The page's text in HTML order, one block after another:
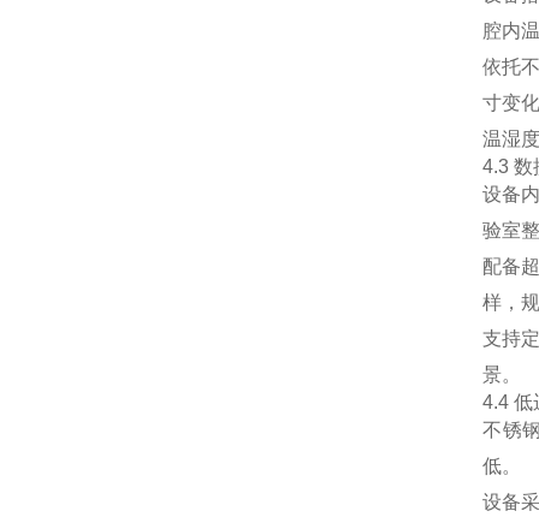
腔内
依托
寸变
温湿
4.3 数
设备
验室
配备
样，
支持
景。
4.4 低
不锈
低。
设备